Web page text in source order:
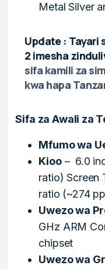
Metal Silver
Update : Tayari
2 imesha
sifa kamili za
kwa hapa
Sifa za Awali za
Mfumo wa
Kioo– 6.0
ratio) Screen
ratio (~274
Uwezo wa
GHz ARM
chipset
Uwezo wa